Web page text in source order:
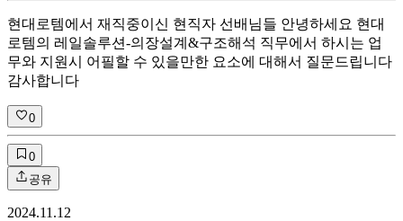
현대로템에서 재직중이신 현직자 선배님들 안녕하세요 현대
로템의 레일솔루션-의장설계&구조해석 직무에서 하시는 업
무와 지원시 어필할 수 있을만한 요소에 대해서 질문드립니다
감사합니다
0
0
공유
2024.11.12